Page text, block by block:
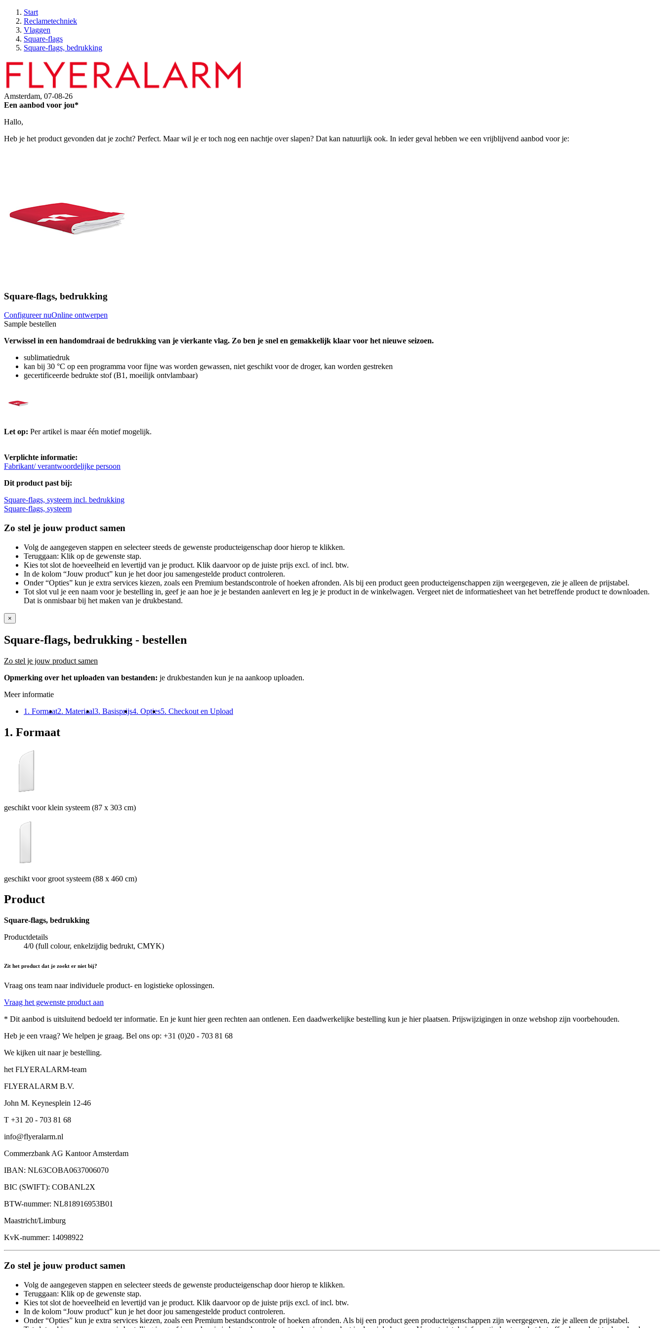
Start
Reclametechniek
Vlaggen
Square-flags
Square-flags, bedrukking
Amsterdam, 07-08-26
Een aanbod voor jou*
Hallo,
Heb je het product gevonden dat je zocht? Perfect. Maar wil je er toch nog een nachtje over slapen? Dat kan natuurlijk ook. In ieder geval hebben we een vrijblijvend aanbod voor je:
Square-flags, bedrukking
Configureer nuOnline ontwerpen
Sample bestellen
Verwissel in een handomdraai de bedrukking van je vierkante vlag. Zo ben je snel en gemakkelijk klaar voor het nieuwe seizoen.
sublimatiedruk
kan bij 30 °C op een programma voor fijne was worden gewassen, niet geschikt voor de droger, kan worden gestreken
gecertificeerde bedrukte stof (B1, moeilijk ontvlambaar)
Let op: Per artikel is maar één motief mogelijk.
Verplichte informatie:
Fabrikant/ verantwoordelijke persoon
Dit product past bij:
Square-flags, systeem incl. bedrukking
Square-flags, systeem
Zo stel je jouw product samen
Volg de aangegeven stappen en selecteer steeds de gewenste producteigenschap door hierop te klikken.
Teruggaan: Klik op de gewenste stap.
Kies tot slot de hoeveelheid en levertijd van je product. Klik daarvoor op de juiste prijs excl. of incl. btw.
In de kolom “Jouw product” kun je het door jou samengestelde product controleren.
Onder “Opties” kun je extra services kiezen, zoals een Premium bestandscontrole of hoeken afronden. Als bij een product geen producteigenschappen zijn weergegeven, zie je alleen de prijstabel.
Tot slot vul je een naam voor je bestelling in, geef je aan hoe je je bestanden aanlevert en leg je je product in de winkelwagen. Vergeet niet de informatiesheet van het betreffende product te downloaden.
Dat is onmisbaar bij het maken van je drukbestand.
×
Square-flags, bedrukking - bestellen
Zo stel je jouw product samen
Opmerking over het uploaden van bestanden: je drukbestanden kun je na aankoop uploaden.
Meer informatie
1. Formaat2. Materiaal3. Basisprijs4. Opties5. Checkout en Upload
1. Formaat
geschikt voor klein systeem (87 x 303 cm)
geschikt voor groot systeem (88 x 460 cm)
Product
Square-flags, bedrukking
Productdetails
4/0 (full colour, enkelzijdig bedrukt, CMYK)
Zit het product dat je zoekt er niet bij?
Vraag ons team naar individuele product- en logistieke oplossingen.
Vraag het gewenste product aan
* Dit aanbod is uitsluitend bedoeld ter informatie. En je kunt hier geen rechten aan ontlenen. Een daadwerkelijke bestelling kun je hier plaatsen. Prijswijzigingen in onze webshop zijn voorbehouden.
Heb je een vraag? We helpen je graag. Bel ons op: +31 (0)20 - 703 81 68
We kijken uit naar je bestelling.
het FLYERALARM-team
FLYERALARM B.V.
John M. Keynesplein 12-46
T +31 20 - 703 81 68
info@flyeralarm.nl
Commerzbank AG Kantoor Amsterdam
IBAN: NL63COBA0637006070
BIC (SWIFT): COBANL2X
BTW-nummer: NL818916953B01
Maastricht/Limburg
KvK-nummer: 14098922
Zo stel je jouw product samen
Volg de aangegeven stappen en selecteer steeds de gewenste producteigenschap door hierop te klikken.
Teruggaan: Klik op de gewenste stap.
Kies tot slot de hoeveelheid en levertijd van je product. Klik daarvoor op de juiste prijs excl. of incl. btw.
In de kolom “Jouw product” kun je het door jou samengestelde product controleren.
Onder “Opties” kun je extra services kiezen, zoals een Premium bestandscontrole of hoeken afronden. Als bij een product geen producteigenschappen zijn weergegeven, zie je alleen de prijstabel.